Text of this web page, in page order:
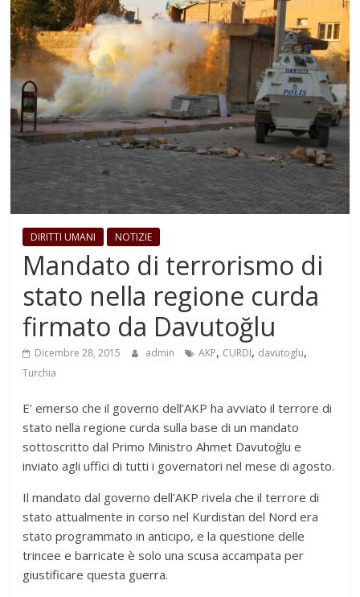
DIRITTI UMANI NOTIZIE
Mandato di terrorismo di
stato nella regione curda
firmato da Davutoğlu
Dicembre 28, 2015 admin AKP, CURDI, davutoglu,
Turchia
E’ emerso che il governo dell’AKP ha avviato il terrore di
stato nella regione curda sulla base di un mandato
sottoscritto dal Primo Ministro Ahmet Davutoğlu e
inviato agli uffici di tutti i governatori nel mese di agosto.
Il mandato dal governo dell’AKP rivela che il terrore di
stato attualmente in corso nel Kurdistan del Nord era
stato programmato in anticipo, e la questione delle
trincee e barricate è solo una scusa accampata per
giustificare questa guerra.